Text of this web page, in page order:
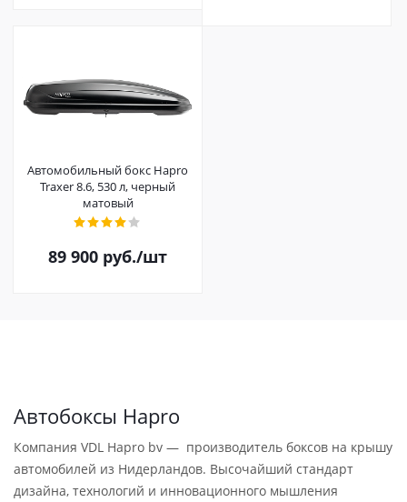
Автомобильный бокс Hapro
Traxer 8.6, 530 л, черный
матовый
89 900 руб./шт
Автобоксы Hapro
Компания VDL Hapro bv — производитель боксов на крышу
автомобилей из Нидерландов. Высочайший стандарт
дизайна, технологий и инновационного мышления